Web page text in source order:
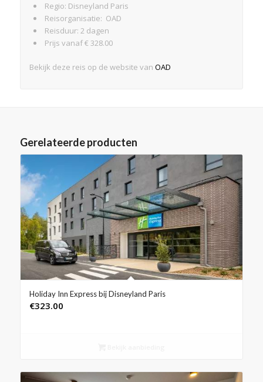
Regio: Disneyland Paris
Reisorganisatie: OAD
Reisduur: 2 dagen
Prijs vanaf € 328.00
Bekijk deze reis op de website van OAD
Gerelateerde producten
Holiday Inn Express bij Disneyland Paris
€323.00